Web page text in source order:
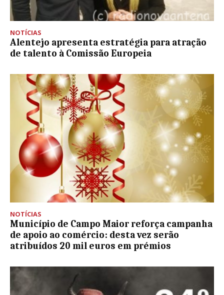
NOTÍCIAS
Alentejo apresenta estratégia para atração
de talento à Comissão Europeia
NOTÍCIAS
Município de Campo Maior reforça campanha
de apoio ao comércio: desta vez serão
atribuídos 20 mil euros em prémios